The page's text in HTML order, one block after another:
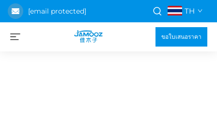
[email protected] TH
ขอใบเสนอราคา